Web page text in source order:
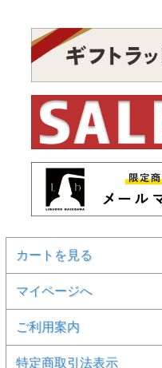
カートを見る
マイページへ
ご利用案内
特定商取引法表示